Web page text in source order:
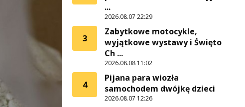
...
2026.08.07 22:29
3
Zabytkowe motocykle,
wyjątkowe wystawy i Święto
Ch ...
2026.08.08 11:02
4
Pijana para wiozła
samochodem dwójkę dzieci
2026.08.07 12:26